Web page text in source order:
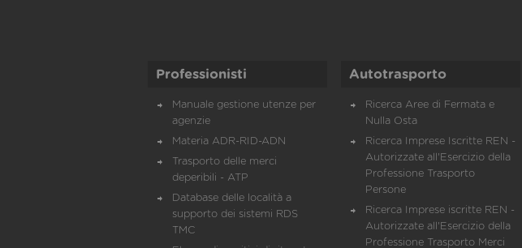
Professionisti
Manuale gestione utenze per
agenzie
Materia ADR-RID-ADN
Trasporto delle merci
deperibili - ATP
Database delle località a
supporto dei sistemi RDS
TMC
Autotrasporto
Ricerca Aree di Fermata e
Nulla Osta
Ricerca Imprese Iscritte REN -
Autorizzate all'Esercizio della
Professione Trasporto
Persone
Ricerca Imprese iscritte REN -
Autorizzate all'Esercizio della
Professione Trasporto Merci